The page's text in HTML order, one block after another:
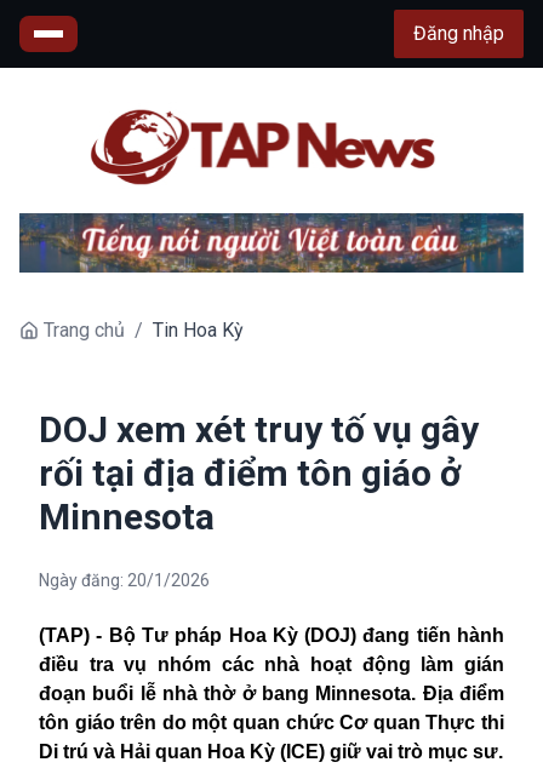
Đăng nhập
Trang chủ / Tin Hoa Kỳ
DOJ xem xét truy tố vụ gây
rối tại địa điểm tôn giáo ở
Minnesota
Ngày đăng: 20/1/2026
(TAP) - Bộ Tư pháp Hoa Kỳ (DOJ) đang tiến hành
điều tra vụ nhóm các nhà hoạt động làm gián
đoạn buổi lễ nhà thờ ở bang Minnesota. Địa điểm
tôn giáo trên do một quan chức Cơ quan Thực thi
Di trú và Hải quan Hoa Kỳ (ICE) giữ vai trò mục sư.